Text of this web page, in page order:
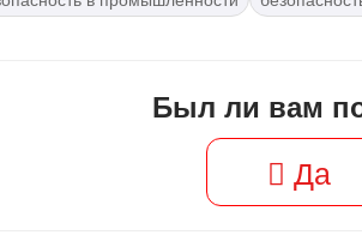
Был ли вам
Да